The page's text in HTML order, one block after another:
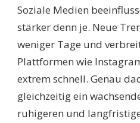
Soziale Medien
stärker denn je. Neue
weniger Tage und
Plattformen wie
extrem schnell. Genau
gleichzeitig ein
ruhigeren und